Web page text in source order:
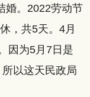
。2022劳动节
，共5天。4月
因为5月7日是
以这天民政局